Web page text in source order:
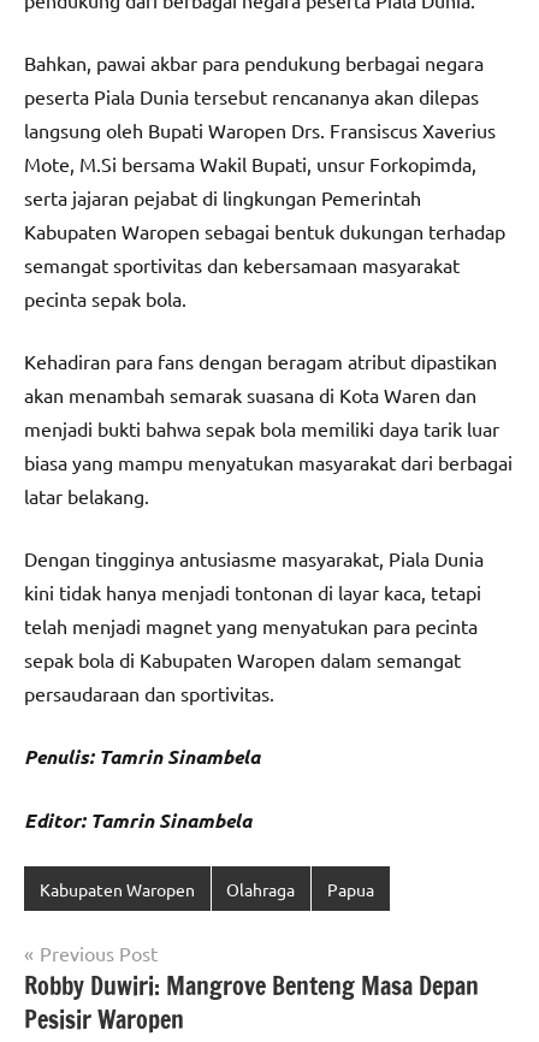
Bahkan, pawai akbar para pendukung berbagai negara
peserta Piala Dunia tersebut rencananya akan dilepas
langsung oleh Bupati Waropen Drs. Fransiscus Xaverius
Mote, M.Si bersama Wakil Bupati, unsur Forkopimda,
serta jajaran pejabat di lingkungan Pemerintah
Kabupaten Waropen sebagai bentuk dukungan terhadap
semangat sportivitas dan kebersamaan masyarakat
pecinta sepak bola.
Kehadiran para fans dengan beragam atribut dipastikan
akan menambah semarak suasana di Kota Waren dan
menjadi bukti bahwa sepak bola memiliki daya tarik luar
biasa yang mampu menyatukan masyarakat dari berbagai
latar belakang.
Dengan tingginya antusiasme masyarakat, Piala Dunia
kini tidak hanya menjadi tontonan di layar kaca, tetapi
telah menjadi magnet yang menyatukan para pecinta
sepak bola di Kabupaten Waropen dalam semangat
persaudaraan dan sportivitas.
Penulis: Tamrin Sinambela
Editor: Tamrin Sinambela
Kabupaten Waropen Olahraga Papua
Navigasi
pos
Previous Post
Robby Duwiri: Mangrove Benteng Masa Depan
Pesisir Waropen